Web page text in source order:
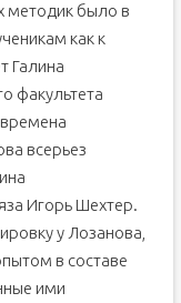
методик было в
как к
Галина
факультета
всерьез
Игорь Шехтер.
у Лозанова,
в составе
ими